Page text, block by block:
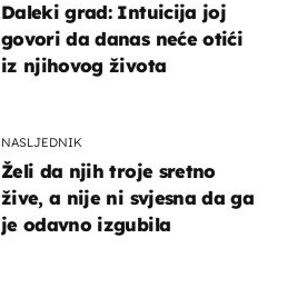
Daleki grad: Intuicija joj
govori da danas neće otići
iz njihovog života
NASLJEDNIK
Želi da njih troje sretno
žive, a nije ni svjesna da ga
je odavno izgubila